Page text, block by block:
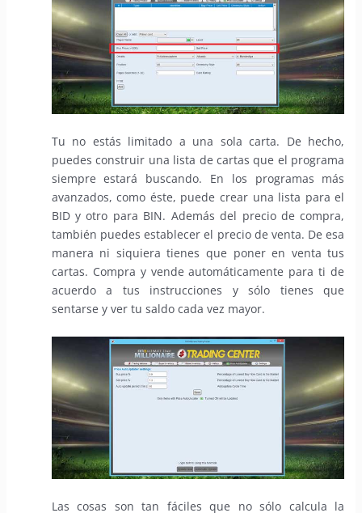
Tu no estás limitado a una sola carta. De hecho,
puedes construir una lista de cartas que el programa
siempre estará buscando. En los programas más
avanzados, como éste, puede crear una lista para el
BID y otro para BIN. Además del precio de compra,
también puedes establecer el precio de venta. De esa
manera ni siquiera tienes que poner en venta tus
cartas. Compra y vende automáticamente para ti de
acuerdo a tus instrucciones y sólo tienes que
sentarse y ver tu saldo cada vez mayor.
Las cosas son tan fáciles que no sólo calcula la